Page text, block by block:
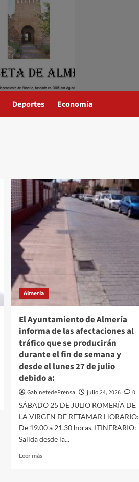
Deportes Economía
Almería
El Ayuntamiento de Almería
informa de las afectaciones al
tráfico que se producirán
durante el fin de semana y
desde el lunes 27 de julio
debido a:
GabinetedePrensa julio 24, 2026
0
SÁBADO 25 DE JULIO ROMERÍA DE
LA VIRGEN DE RETAMAR HORARIO:
De 19.00 a 21.30 horas. ITINERARIO:
Salida desde la...
Leer másLeer